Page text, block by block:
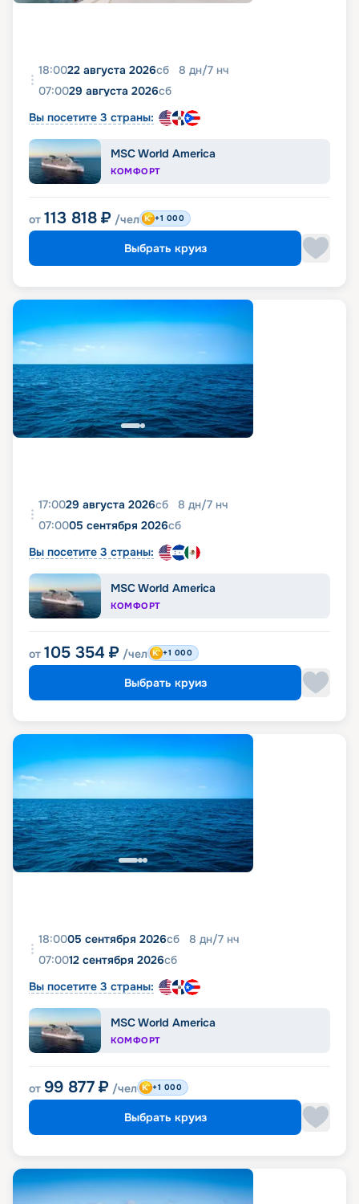
18:0022 августа 2026сб 8 дн/7 нч
07:0029 августа 2026сб
Вы посетите 3 страны:
MSC World America
КОМФОРТ
от 113 818 ₽ /чел +1 000
Выбрать круиз
17:0029 августа 2026сб 8 дн/7 нч
07:0005 сентября 2026сб
Вы посетите 3 страны:
MSC World America
КОМФОРТ
от 105 354 ₽ /чел +1 000
Выбрать круиз
18:0005 сентября 2026сб 8 дн/7 нч
07:0012 сентября 2026сб
Вы посетите 3 страны:
MSC World America
КОМФОРТ
от 99 877 ₽ /чел +1 000
Выбрать круиз